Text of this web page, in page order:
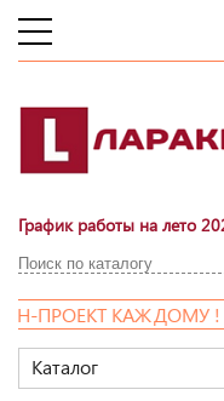
График работы на лето
КАЖДОМУ !
Каталог